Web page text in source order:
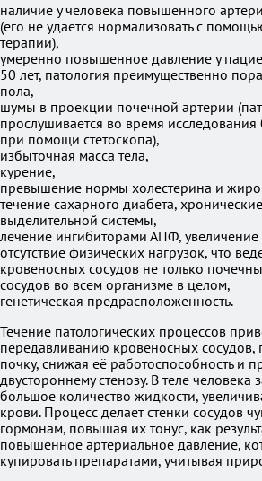
наличие у человека повышенного
(его не удаётся нормализовать с
терапии),
умеренно повышенное давление у
50 лет, патология преимущественно
пола,
шумы в проекции почечной артерии
прослушивается во время
при помощи стетоскопа),
избыточная масса тела,
курение,
превышение нормы холестерина и
течение сахарного диабета,
выделительной системы,
лечение ингибиторами АПФ, увеличение
отсутствие физических нагрузок, что
кровеносных сосудов не только
сосудов во всем организме в целом,
генетическая предрасположенность.
Течение патологических процессов
передавливанию кровеносных
почку, снижая её работоспособность и
двустороннему стенозу. В теле человека
большое количество жидкости,
крови. Процесс делает стенки сосудов
гормонам, повышая их тонус, как
повышенное артериальное давление,
купировать препаратами, учитывая